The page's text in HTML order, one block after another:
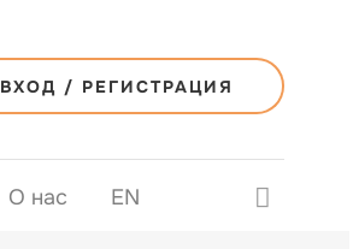
ВХОД / РЕГИСТРАЦИЯ
О нас EN